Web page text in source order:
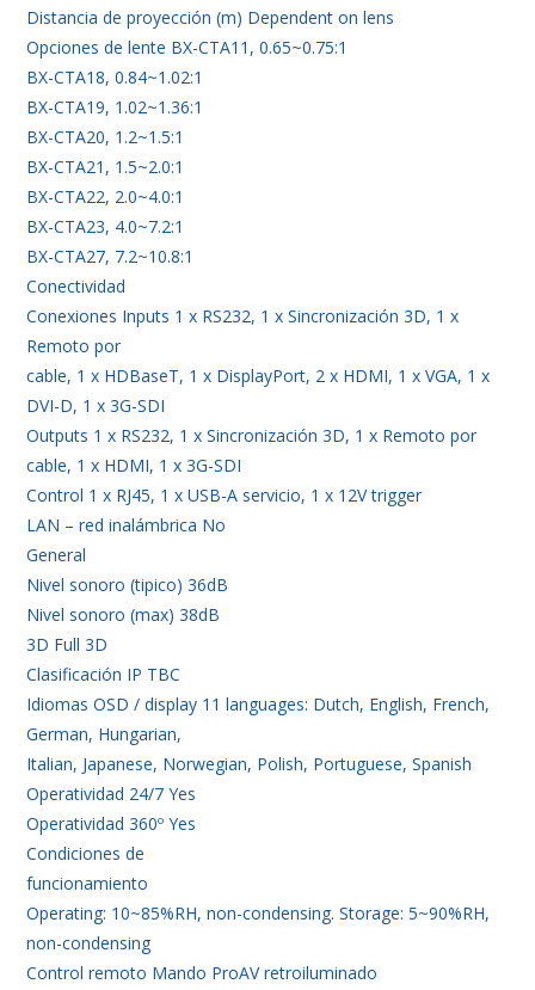
Distancia de proyección (m) Dependent on lens
Opciones de lente BX-CTA11, 0.65~0.75:1
BX-CTA18, 0.84~1.02:1
BX-CTA19, 1.02~1.36:1
BX-CTA20, 1.2~1.5:1
BX-CTA21, 1.5~2.0:1
BX-CTA22, 2.0~4.0:1
BX-CTA23, 4.0~7.2:1
BX-CTA27, 7.2~10.8:1
Conectividad
Conexiones Inputs 1 x RS232, 1 x Sincronización 3D, 1 x
Remoto por
cable, 1 x HDBaseT, 1 x DisplayPort, 2 x HDMI, 1 x VGA, 1 x
DVI-D, 1 x 3G-SDI
Outputs 1 x RS232, 1 x Sincronización 3D, 1 x Remoto por
cable, 1 x HDMI, 1 x 3G-SDI
Control 1 x RJ45, 1 x USB-A servicio, 1 x 12V trigger
LAN – red inalámbrica No
General
Nivel sonoro (tipico) 36dB
Nivel sonoro (max) 38dB
3D Full 3D
Clasificación IP TBC
Idiomas OSD / display 11 languages: Dutch, English, French,
German, Hungarian,
Italian, Japanese, Norwegian, Polish, Portuguese, Spanish
Operatividad 24/7 Yes
Operatividad 360º Yes
Condiciones de
funcionamiento
Operating: 10~85%RH, non-condensing. Storage: 5~90%RH,
non-condensing
Control remoto Mando ProAV retroiluminado